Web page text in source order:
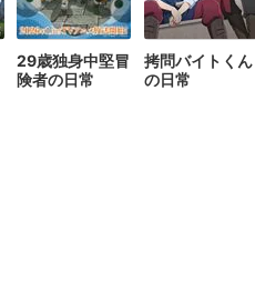
29歳独身中堅冒
険者の日常
拷問バイトくん
の日常